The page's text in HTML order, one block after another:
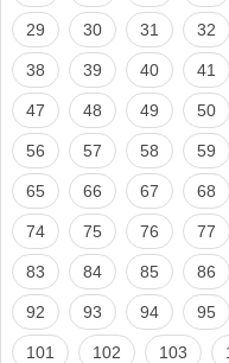
29 30 31 32
38 39 40 41
47 48 49 50
56 57 58 59
65 66 67 68
74 75 76 77
83 84 85 86
92 93 94 95
101 102 103